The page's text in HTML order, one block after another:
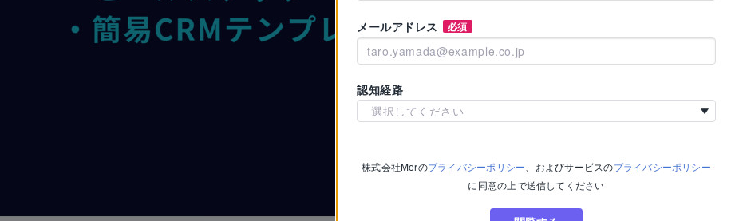
メールアドレス 必須
認知経路
選択してください
株式会社Merのプライバシーポリシー、およびサービスのプライバシーポリシー
に同意の上で送信してください